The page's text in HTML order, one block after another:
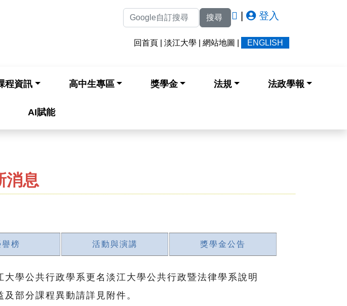
搜尋 登入
回首頁 淡江大學 網站地圖 ENGLISH
程資訊 高中生專區 獎學金 法規 法政學報
AI賦能
消息
譽榜 活動與演講 獎學金公告
大學公共行政學系更名淡江大學公共行政暨法律學系說明
部分課程異動請詳見附件。